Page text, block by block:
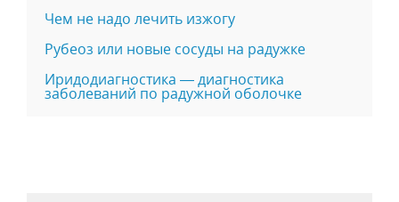
Чем не надо лечить изжогу
Рубеоз или новые сосуды на радужке
Иридодиагностика — диагностика
заболеваний по радужной оболочке